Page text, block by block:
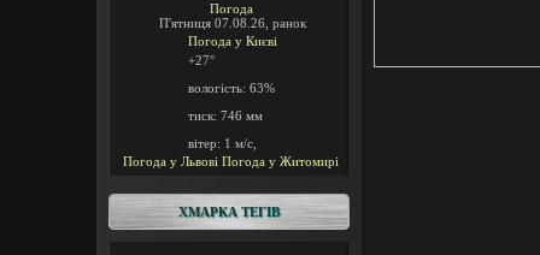
Погода
П'ятниця 07.08.26, ранок
Погода у Києві
+27°
вологість: 63%
тиск: 746 мм
вітер: 1 м/с,
Погода у Львові Погода у Житомирі
ХМАРКА ТЕГІВ